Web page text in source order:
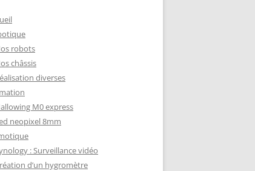
FONCTIONNEMENT D’UN BOUTON
POUSSOIR
robots
châssis
diverses
M0 express
neopixel 8mm
: Surveillance vidéo
d’un hygromètre